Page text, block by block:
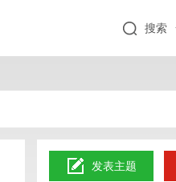
搜索
发表主题